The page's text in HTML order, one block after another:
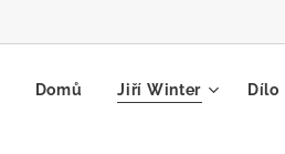
Domů Jiří Winter Dílo